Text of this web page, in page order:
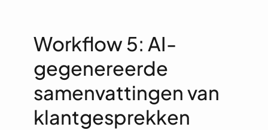
Workflow 5: AI-
gegenereerde
samenvattingen van
klantgesprekken